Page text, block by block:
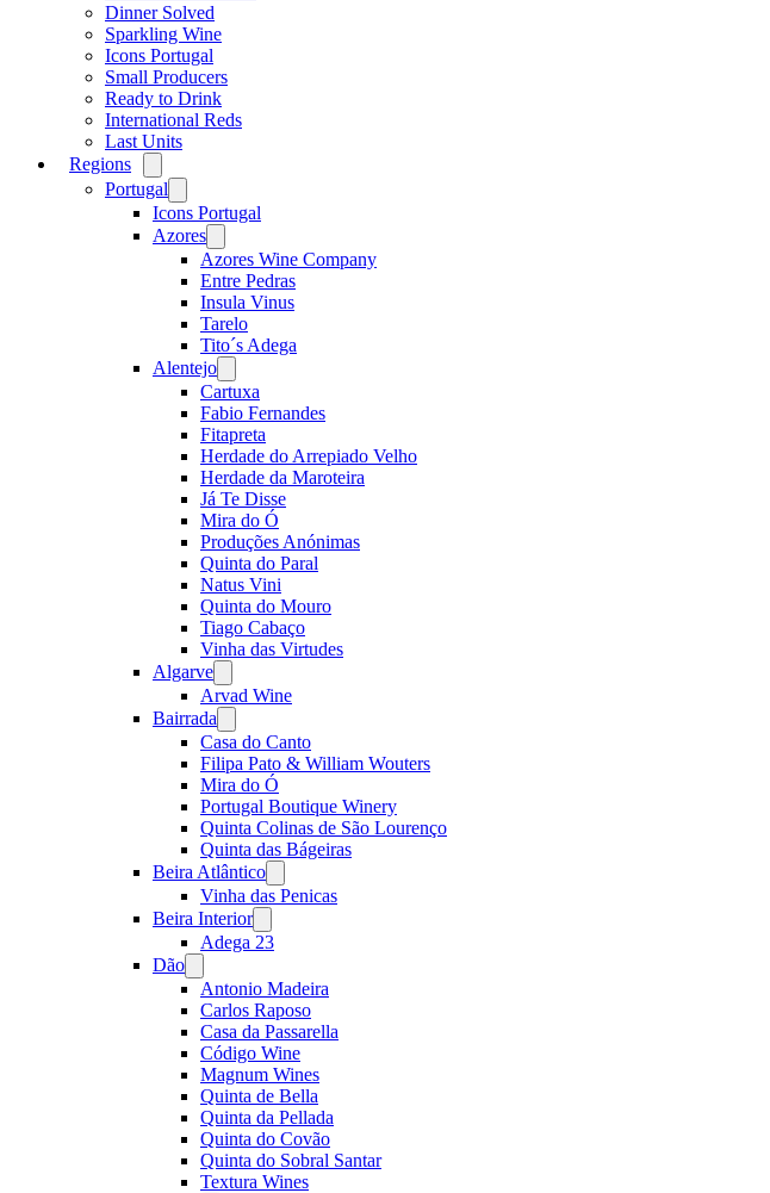
Dinner Solved
Sparkling Wine
Icons Portugal
Small Producers
Ready to Drink
International Reds
Last Units
Regions
menu
Portugal
menu
Icons Portugal
Azores
menu
Azores Wine Company
Entre Pedras
Insula Vinus
Tarelo
Tito´s Adega
Alentejo
menu
Cartuxa
Fabio Fernandes
Fitapreta
Herdade do Arrepiado Velho
Herdade da Maroteira
Já Te Disse
Mira do Ó
Produções Anónimas
Quinta do Paral
Natus Vini
Quinta do Mouro
Tiago Cabaço
Vinha das Virtudes
Algarve
menu
Arvad Wine
Bairrada
menu
Casa do Canto
Filipa Pato & William Wouters
Mira do Ó
Portugal Boutique Winery
Quinta Colinas de São Lourenço
Quinta das Bágeiras
Beira Atlântico
menu
Vinha das Penicas
Beira Interior
menu
Adega 23
Dão
menu
Antonio Madeira
Carlos Raposo
Casa da Passarella
Código Wine
Magnum Wines
Quinta de Bella
Quinta da Pellada
Quinta do Covão
Quinta do Sobral Santar
Textura Wines